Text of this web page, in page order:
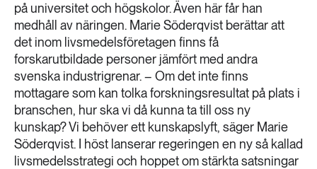
på universitet och högskolor. Även här får han
medhåll av näringen. Marie Söderqvist berättar att
det inom livsmedelsföretagen finns få
forskarutbildade personer jämfört med andra
svenska industrigrenar. – Om det inte finns
mottagare som kan tolka forskningsresultat på plats i
branschen, hur ska vi då kunna ta till oss ny
kunskap? Vi behöver ett kunskapslyft, säger Marie
Söderqvist. I höst lanserar regeringen en ny så kallad
livsmedelsstrategi och hoppet om stärkta satsningar